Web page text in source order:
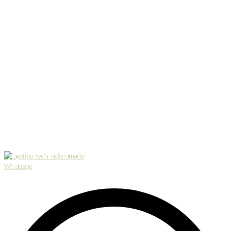
Whatsapp